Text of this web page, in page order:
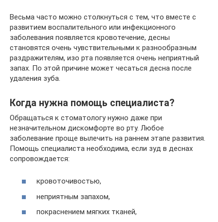
Весьма часто можно столкнуться с тем, что вместе с
развитием воспалительного или инфекционного
заболевания появляется кровотечение, десны
становятся очень чувствительными к разнообразным
раздражителям, изо рта появляется очень неприятный
запах. По этой причине может чесаться десна после
удаления зуба.
Когда нужна помощь специалиста?
Обращаться к стоматологу нужно даже при
незначительном дискомфорте во рту. Любое
заболевание проще вылечить на раннем этапе развития.
Помощь специалиста необходима, если зуд в деснах
сопровождается:
кровоточивостью,
неприятным запахом,
покраснением мягких тканей,